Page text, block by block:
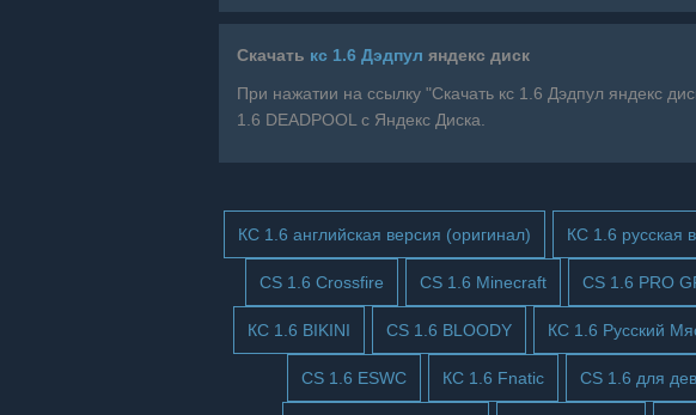
Скачать кс 1.6 Дэдпул яндекс диск
При нажатии на ссылку "Скачать кс 1.6 Дэдпул яндекс
1.6 DEADPOOL с Яндекс Диска.
КС 1.6 английская версия (оригинал) КС 1.6 русская
CS 1.6 Crossfire CS 1.6 Minecraft CS 1.6 PRO
КС 1.6 BIKINI CS 1.6 BLOODY КС 1.6 Русский
CS 1.6 ESWC КС 1.6 Fnatic CS 1.6 для